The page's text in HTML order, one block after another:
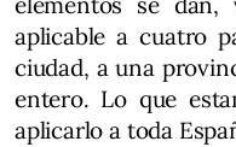
aplicable a cuatro
ciudad, a una
entero. Lo que
aplicarlo a toda